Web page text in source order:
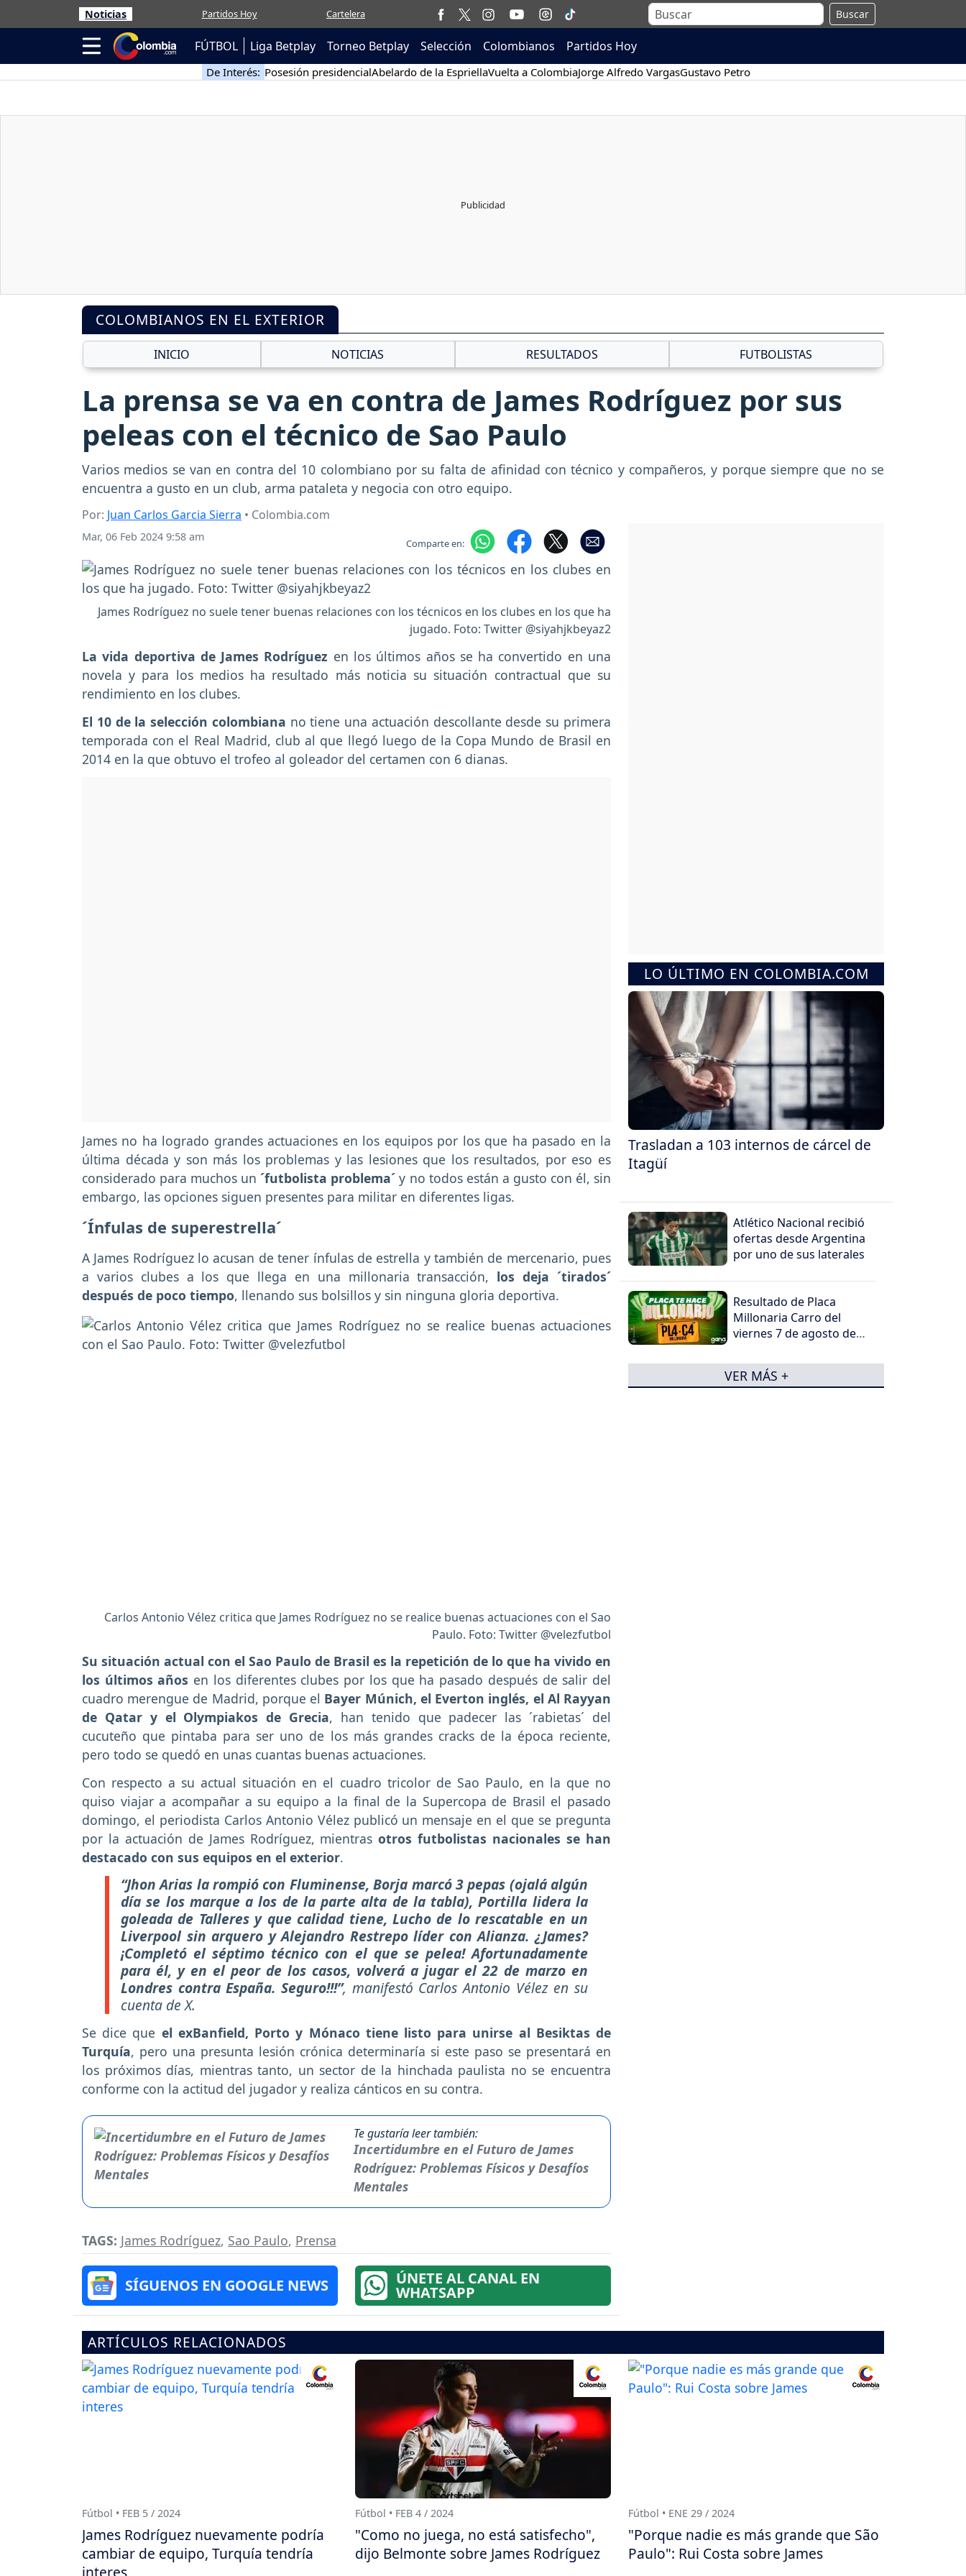
Noticias Partidos Hoy Cartelera Buscar
FÚTBOL Liga Betplay Torneo Betplay Selección Colombianos Partidos Hoy
De Interés: Posesión presidencialAbelardo de la EspriellaVuelta a ColombiaJorge Alfredo VargasGustavo Petro
COLOMBIANOS EN EL EXTERIOR
INICIO NOTICIAS RESULTADOS FUTBOLISTAS
La prensa se va en contra de James Rodríguez por sus
peleas con el técnico de Sao Paulo
Varios medios se van en contra del 10 colombiano por su falta de afinidad con técnico y compañeros, y porque siempre que no se
encuentra a gusto en un club, arma pataleta y negocia con otro equipo.
Por: Juan Carlos Garcia Sierra • Colombia.com
Mar, 06 Feb 2024 9:58 am Comparte en:
James Rodríguez no suele tener buenas relaciones con los técnicos en los clubes en los que ha
jugado. Foto: Twitter @siyahjkbeyaz2
La vida deportiva de James Rodríguez en los últimos años se ha convertido en una
novela y para los medios ha resultado más noticia su situación contractual que su
rendimiento en los clubes.
El 10 de la selección colombiana no tiene una actuación descollante desde su primera
temporada con el Real Madrid, club al que llegó luego de la Copa Mundo de Brasil en
2014 en la que obtuvo el trofeo al goleador del certamen con 6 dianas.
James no ha logrado grandes actuaciones en los equipos por los que ha pasado en la
última década y son más los problemas y las lesiones que los resultados, por eso es
considerado para muchos un´futbolista problema´ y no todos están a gusto con él, sin
embargo, las opciones siguen presentes para militar en diferentes ligas.
´Ínfulas de superestrella´
A James Rodríguez lo acusan de tener ínfulas de estrella y también de mercenario, pues
a varios clubes a los que llega en una millonaria transacción, los deja ´tirados´
después de poco tiempo, llenando sus bolsillos y sin ninguna gloria deportiva.
Carlos Antonio Vélez critica que James Rodríguez no se realice buenas actuaciones con el Sao
Paulo. Foto: Twitter @velezfutbol
Su situación actual con el Sao Paulo de Brasil es la repetición de lo que ha vivido en
los últimos años en los diferentes clubes por los que ha pasado después de salir del
cuadro merengue de Madrid, porque el Bayer Múnich, el Everton inglés, el Al Rayyan
de Qatar y el Olympiakos de Grecia, han tenido que padecer las ´rabietas´ del
cucuteño que pintaba para ser uno de los más grandes cracks de la época reciente,
pero todo se quedó en unas cuantas buenas actuaciones.
Con respecto a su actual situación en el cuadro tricolor de Sao Paulo, en la que no
quiso viajar a acompañar a su equipo a la final de la Supercopa de Brasil el pasado
domingo, el periodista Carlos Antonio Vélez publicó un mensaje en el que se pregunta
por la actuación de James Rodríguez, mientrasotros futbolistas nacionales se han
destacado con sus equipos en el exterior.
“Jhon Arias la rompió con Fluminense, Borja marcó 3 pepas (ojalá algún
día se los marque a los de la parte alta de la tabla), Portilla lidera la
goleada de Talleres y que calidad tiene, Lucho de lo rescatable en un
Liverpool sin arquero y Alejandro Restrepo líder con Alianza. ¿James?
¡Completó el séptimo técnico con el que se pelea! Afortunadamente
para él, y en el peor de los casos, volverá a jugar el 22 de marzo en
Londres contra España. Seguro!!!”, manifestó Carlos Antonio Vélez en su
cuenta de X.
Se dice que el exBanfield, Porto y Mónaco tiene listo para unirse al Besiktas de
Turquía, pero una presunta lesión crónica determinaría si este paso se presentará en
los próximos días, mientras tanto, un sector de la hinchada paulista no se encuentra
conforme con la actitud del jugador y realiza cánticos en su contra.
Te gustaría leer también:
Incertidumbre en el Futuro de James
Rodríguez: Problemas Físicos y Desafíos
Mentales
TAGS: James Rodríguez, Sao Paulo, Prensa
SÍGUENOS EN GOOGLE NEWS ÚNETE AL CANAL EN
WHATSAPP
LO ÚLTIMO EN COLOMBIA.COM
Trasladan a 103 internos de cárcel de
Itagüí
Atlético Nacional recibió
ofertas desde Argentina
por uno de sus laterales
Resultado de Placa
Millonaria Carro del
viernes 7 de agosto de
VER MÁS +
ARTÍCULOS RELACIONADOS
Fútbol • FEB 5 / 2024
James Rodríguez nuevamente podría
cambiar de equipo, Turquía tendría
Fútbol • FEB 4 / 2024
"Como no juega, no está satisfecho",
dijo Belmonte sobre James Rodríguez
Fútbol • ENE 29 / 2024
"Porque nadie es más grande que São
Paulo": Rui Costa sobre James